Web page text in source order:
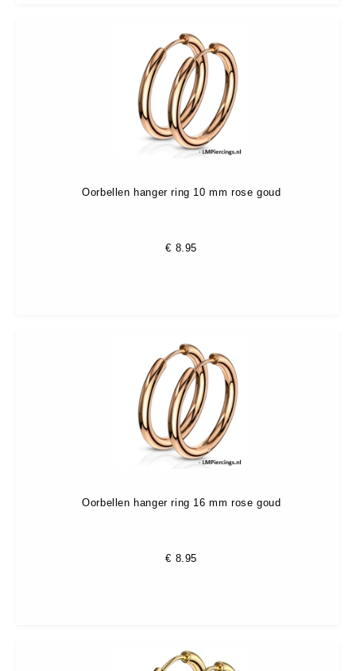
Oorbellen hanger ring 10 mm rose goud
€ 8.95
Oorbellen hanger ring 16 mm rose goud
€ 8.95